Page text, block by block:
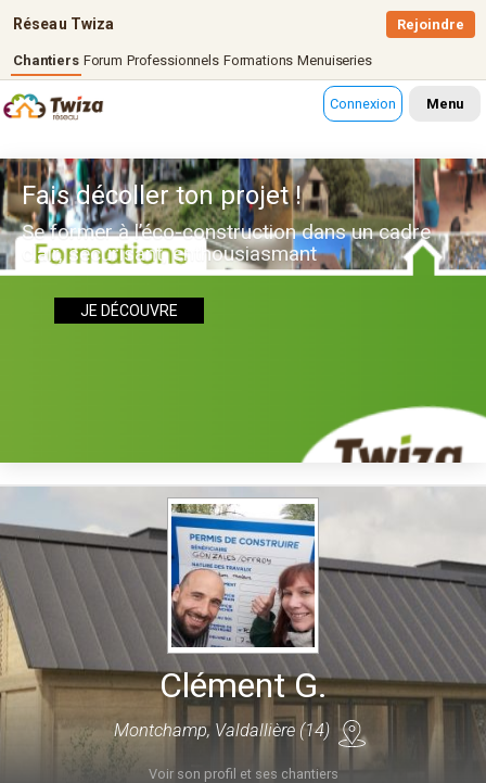
Réseau Twiza
Chantiers Forum Professionnels Formations Menuiseries
Rejoindre
Connexion Menu
Fais décoller ton projet !
Se former à l’éco-construction dans un cadre
clair, sécurisant, enthousiasmant
JE DÉCOUVRE
Clément G.
Montchamp, Valdallière (14)
Voir son profil et ses chantiers